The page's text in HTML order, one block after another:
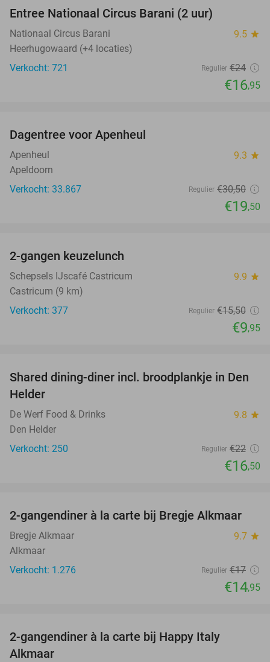
Entree Nationaal Circus Barani (2 uur)
Nationaal Circus Barani 9.5 star
Heerhugowaard (+4 locaties)
Verkocht: 721
Regulier €24
€16,95
Dagentree voor Apenheul
Apenheul 9.3 star
Apeldoorn
Verkocht: 33.867
Regulier €30,50
€19,50
2-gangen keuzelunch
Schepsels IJscafé Castricum 9.9 star
Castricum (9 km)
Verkocht: 377
Regulier €15,50
€9,95
25%
Shared dining-diner incl. broodplankje in Den
Helder
De Werf Food & Drinks 9.8 star
Den Helder
Verkocht: 250
Regulier €22
€16,50
12%
2-gangendiner à la carte bij Bregje Alkmaar
Bregje Alkmaar 9.7 star
Alkmaar
Verkocht: 1.276
Regulier €17
€14,95
2-gangendiner à la carte bij Happy Italy
Alkmaar